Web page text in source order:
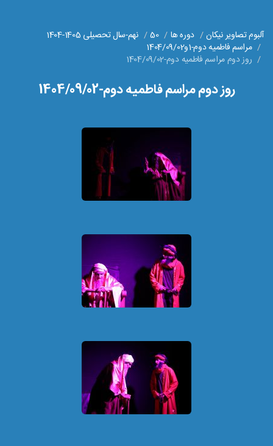
آلبوم تصاویر نیکان دوره ها 50
نهم-سال تحصیلی 1405-1404
مراسم فاطمیه دوم-1و1404/09/02
روز دوم مراسم فاطمیه دوم-1404/09/02
روز دوم مراسم فاطمیه دوم-1404/09/02